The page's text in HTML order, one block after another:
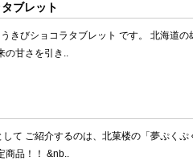
ブレット
きびショコラタブレット です。 北海道
の甘さを引き..
て ご紹介するのは、北菓楼の「夢ぷく
商品！！ &nb..